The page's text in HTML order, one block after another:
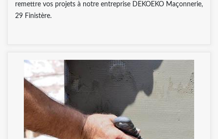
remettre vos projets à notre entreprise DEKOEKO Maçonnerie,
29 Finistère.